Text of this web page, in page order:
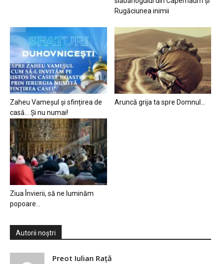
Rugăciunea inimii
Zaheu Vameșul și sfințirea de
casă… Și nu numai!
Aruncă grija ta spre Domnul…
Ziua Învierii, să ne luminăm
popoare…
Autorii noștri
Preot Iulian Raţă